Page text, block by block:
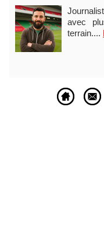
avec
terrain....